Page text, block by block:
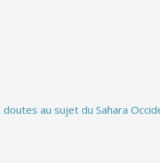
au sujet du Sahara